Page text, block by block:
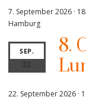
7. September 2026 ·
Hamburg
SEP.
22
8.
22. September 2026 ·